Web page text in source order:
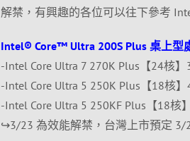
解禁，有興趣的各位可以往下參考
Intel® Core™ Ultra 200S Plus 桌上型
-Intel Core Ultra 7 270K Plus【24核
-Intel Core Ultra 5 250K Plus【18核
-Intel Core Ultra 5 250KF Plus【18核
↪3/23 為效能解禁，台灣上市預定 3/